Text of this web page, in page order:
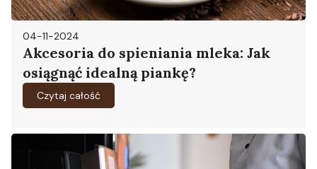
04-11-2024
Akcesoria do spieniania mleka: Jak
osiągnąć idealną piankę?
Czytaj całość